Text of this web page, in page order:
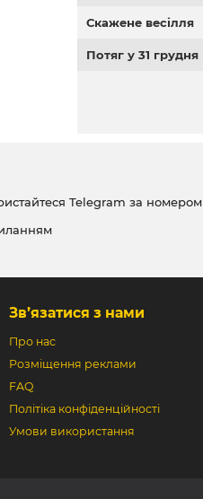
Скажене весілля
Потяг у 31 грудня
Telegram за номером
Зв’язатися з нами
Про нас
Розміщення реклами
FAQ
Політіка конфіденційності
Умови використання